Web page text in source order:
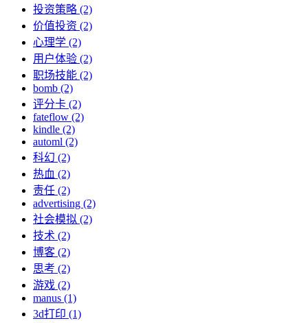
投资策略 (2)
价值投资 (2)
心理学 (2)
用户体验 (2)
职场技能 (2)
bomb (2)
评分卡 (2)
fateflow (2)
kindle (2)
automl (2)
科幻 (2)
热血 (2)
责任 (2)
advertising (2)
社会模拟 (2)
技术 (2)
博客 (2)
思考 (2)
游戏 (2)
manus (1)
3d打印 (1)